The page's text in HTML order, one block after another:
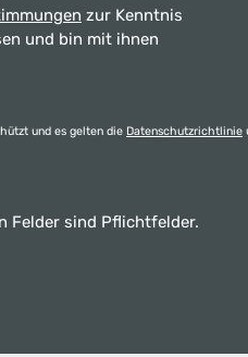
zur Kenntnis
und bin mit ihnen
und es gelten die Datenschutzrichtlinie
Felder sind Pflichtfelder.